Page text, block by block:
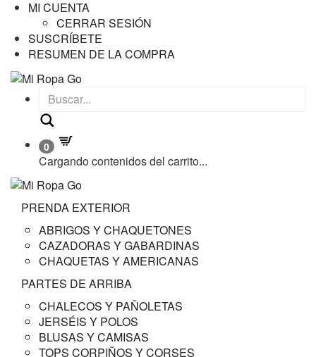
MI CUENTA
CERRAR SESIÓN
SUSCRÍBETE
RESUMEN DE LA COMPRA
0
Cargando contenidos del carrito...
PRENDA EXTERIOR
ABRIGOS Y CHAQUETONES
CAZADORAS Y GABARDINAS
CHAQUETAS Y AMERICANAS
PARTES DE ARRIBA
CHALECOS Y PAÑOLETAS
JERSÉIS Y POLOS
BLUSAS Y CAMISAS
TOPS CORPIÑOS Y CORSES